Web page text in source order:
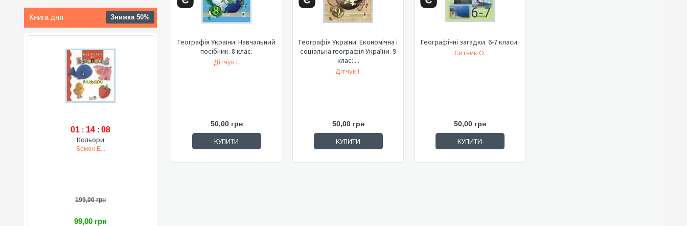
Книга дня Знижка 50%
01 : 14 : 07
Кольори
Бомон Е. .
199,00 грн
99,00 грн
Географія України: Навчальний
посібник. 8 клас.
Дітчук І.
50,00 грн
КУПИТИ
Географія України. Економічна і
соціальна географія України. 9
клас: ...
Дітчук І.
50,00 грн
КУПИТИ
Географічні загадки. 6-7 класи.
Ситник О.
50,00 грн
КУПИТИ